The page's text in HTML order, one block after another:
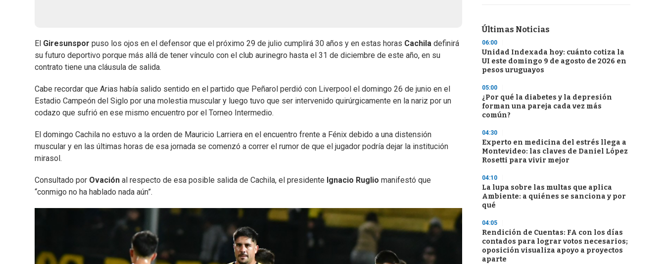
El Giresunspor puso los ojos en el defensor que el próximo 29 de julio cumplirá 30 años y en estas horas Cachila definirá
su futuro deportivo porque más allá de tener vínculo con el club aurinegro hasta el 31 de diciembre de este año, en su
contrato tiene una cláusula de salida.
Cabe recordar que Arias había salido sentido en el partido que Peñarol perdió con Liverpool el domingo 26 de junio en el
Estadio Campeón del Siglo por una molestia muscular y luego tuvo que ser intervenido quirúrgicamente en la nariz por un
codazo que sufrió en ese mismo encuentro por el Torneo Intermedio.
El domingo Cachila no estuvo a la orden de Mauricio Larriera en el encuentro frente a Fénix debido a una distensión
muscular y en las últimas horas de esa jornada se comenzó a correr el rumor de que el jugador podría dejar la institución
mirasol.
Consultado por Ovación al respecto de esa posible salida de Cachila, el presidente Ignacio Ruglio manifestó que
“conmigo no ha hablado nada aún”.
Últimas Noticias
06:00
Unidad Indexada hoy: cuánto cotiza la
UI este domingo 9 de agosto de 2026 en
pesos uruguayos
05:00
¿Por qué la diabetes y la depresión
forman una pareja cada vez más
común?
04:30
Experto en medicina del estrés llega a
Montevideo: las claves de Daniel López
Rosetti para vivir mejor
04:10
La lupa sobre las multas que aplica
Ambiente: a quiénes se sanciona y por
qué
04:05
Rendición de Cuentas: FA con los días
contados para lograr votos necesarios;
oposición visualiza apoyo a proyectos
aparte